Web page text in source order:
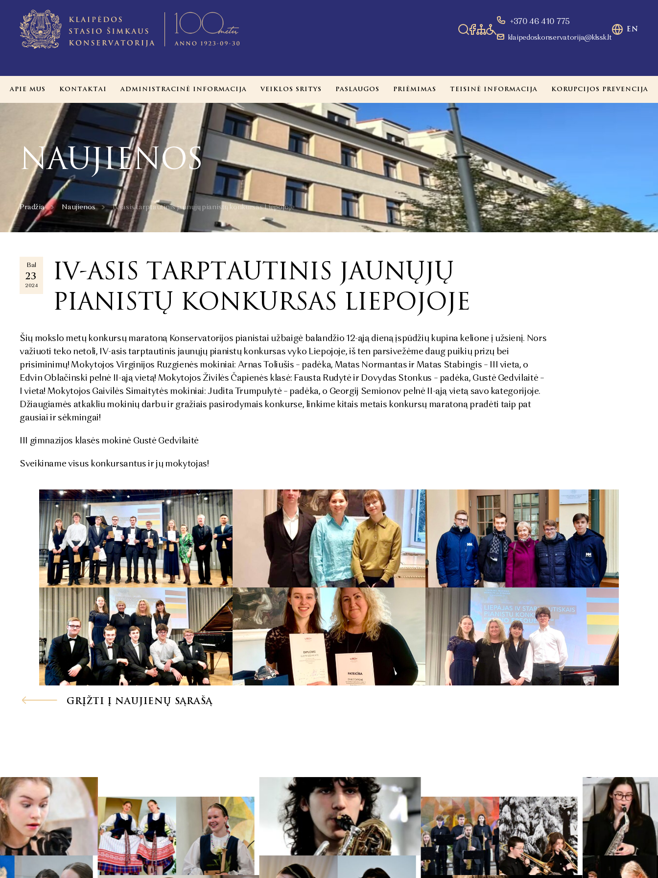
+370 46 410 775
klaipedoskonservatorija@klssk.lt
EN
APIE MUS KONTAKTAI ADMINISTRACINĖ INFORMACIJA VEIKLOS SRITYS PASLAUGOS PRIĖMIMAS TEISINĖ INFORMACIJA KORUPCIJOS PREVENCIJA
NAUJIENOS
Pradžia Naujienos IV-asis tarptautinis jaunųjų pianistų konkursas Liepojoje
Bal
23
2024
IV-ASIS TARPTAUTINIS JAUNŲJŲ
PIANISTŲ KONKURSAS LIEPOJOJE
Šių mokslo metų konkursų maratoną Konservatorijos pianistai užbaigė balandžio 12-ąją dieną įspūdžių kupina kelione į užsienį. Nors
važiuoti teko netoli, IV-asis tarptautinis jaunųjų pianistų konkursas vyko Liepojoje, iš ten parsivežėme daug puikių prizų bei
prisiminimų! Mokytojos Virginijos Ruzgienės mokiniai: Arnas Toliušis – padėka, Matas Normantas ir Matas Stabingis – III vieta, o
Edvin Oblačinski pelnė II-ąją vietą! Mokytojos Živilės Čapienės klasė: Fausta Rudytė ir Dovydas Stonkus – padėka, Gustė Gedvilaitė –
I vieta! Mokytojos Gaivilės Simaitytės mokiniai: Judita Trumpulytė – padėka, o Georgij Semionov pelnė II-ąją vietą savo kategorijoje.
Džiaugiamės atkakliu mokinių darbu ir gražiais pasirodymais konkurse, linkime kitais metais konkursų maratoną pradėti taip pat
gausiai ir sėkmingai!
III gimnazijos klasės mokinė Gustė Gedvilaitė
Sveikiname visus konkursantus ir jų mokytojas!
GRĮŽTI Į NAUJIENŲ SĄRAŠĄ